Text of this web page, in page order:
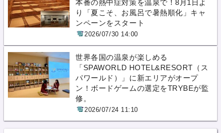
本番の熱中症対策を温泉で！8月1日よ
り「夏こそ、お風呂で暑熱順化」キャ
ンペーンをスタート
2026/07/30 14:00
世界各国の温泉が楽しめる
「SPAWORLD HOTEL&RESORT（ス
パワールド）」に新エリアがオープ
ン！ボードゲームの選定をTRYBEが監
修。
2026/07/24 11:10